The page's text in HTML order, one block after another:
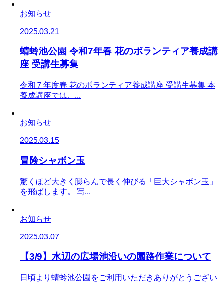
お知らせ
2025.03.21
蜻蛉池公園 令和7年春 花のボランティア養成講
座 受講生募集
令和７年度春 花のボランティア養成講座 受講生募集​ 本
養成講座では、...
お知らせ
2025.03.15
冒険シャボン玉
驚くほど大きく膨らんで長く伸びる「巨大シャボン玉」
を飛ばします。 写...
お知らせ
2025.03.07
【3/9】水辺の広場池沿いの園路作業について
日頃より蜻蛉池公園をご利用いただきありがとうござい